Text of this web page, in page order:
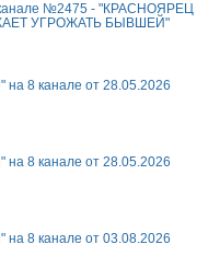
канале №2475 - "КРАСНОЯРЕЦ
УГРОЖАТЬ БЫВШЕЙ"
на 8 канале от 28.05.2026
на 8 канале от 28.05.2026
на 8 канале от 03.08.2026